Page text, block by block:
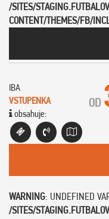
/SITES/
CONTENT/THEMES/FB/
IBA
VSTUPENKA
obsahuje:
OD
WARNING: UNDEFINED
/SITES/